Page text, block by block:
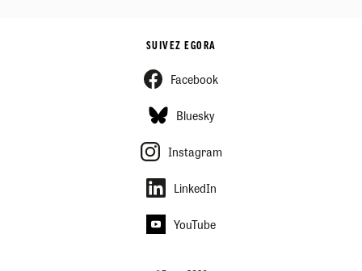
SUIVEZ EGORA
Facebook
Bluesky
Instagram
LinkedIn
YouTube